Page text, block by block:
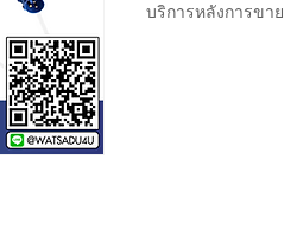
บริการหลังการขาย